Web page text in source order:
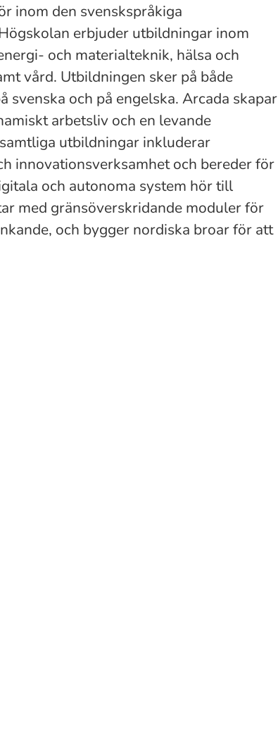
inom den svenskspråkiga
erbjuder utbildningar inom
och materialteknik, hälsa och
vård. Utbildningen sker på både
svenska och på engelska. Arcada skapar
arbetsliv och en levande
utbildningar inkluderar
innovationsverksamhet och bereder för
och autonoma system hör till
med gränsöverskridande moduler för
och bygger nordiska broar för att